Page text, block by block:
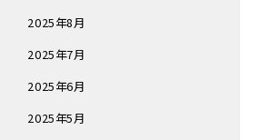
2025年8月
2025年7月
2025年6月
2025年5月